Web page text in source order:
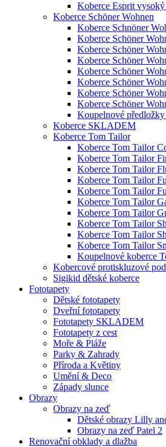
Koberce Esprit
Koberce Schöner Wohnen
Koberce Schnöner
Koberce Schöner
Koberce Schöner
Koberce Schöner
Koberce Schöner
Koberce Schöner
Koberce Schöner
Koberce Schöner
Koupelnové předložky
Koberce SKLADEM
Koberce Tom Tailor
Koberce Tom Tailor
Koberce Tom Tailor
Koberce Tom Tailor
Koberce Tom Tailor
Koberce Tom Tailor
Koberce Tom Tailor
Koberce Tom Tailor
Koberce Tom Tailor
Koberce Tom Tailor
Koberce Tom Tailor
Koupelnové koberce
Kobercové protiskluzové
Sigikid dětské koberce
Fototapety
Dětské fototapety
Dveřní fototapety
Fototapety SKLADEM
Fototapety z cest
Moře & Pláže
Parky & Zahrady
Příroda a Květiny
Umění & Deco
Západy slunce
Obrazy
Obrazy na zeď
Dětské obrazy Lilly
Obrazy na zeď Patel 2
Renovační obklady a dlažba